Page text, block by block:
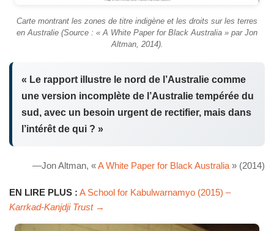
Carte montrant les zones de titre indigène et les droits sur les terres
en Australie (Source : « A White Paper for Black Australia » par Jon
Altman, 2014).
« Le rapport illustre le nord de l’Australie comme
une version incomplète de l’Australie tempérée du
sud, avec un besoin urgent de rectifier, mais dans
l’intérêt de qui ? »
—Jon Altman, «A White Paper for Black Australia » (2014)
EN LIRE PLUS : A School for Kabulwarnamyo (2015) –
Karrkad-Kanjdji Trust→